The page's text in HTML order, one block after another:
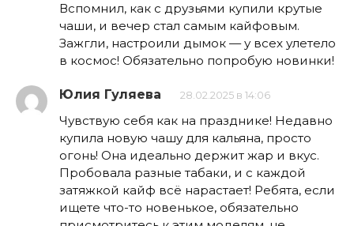
Вспомнил, как с друзьями купили крутые
чаши, и вечер стал самым кайфовым.
Зажгли, настроили дымок — у всех улетело
в космос! Обязательно попробую новинки!
Юлия Гуляева 28.02.2025 в 14:06
Чувствую себя как на празднике! Недавно
купила новую чашу для кальяна, просто
огонь! Она идеально держит жар и вкус.
Пробовала разные табаки, и с каждой
затяжкой кайф всё нарастает! Ребята, если
ищете что-то новенькое, обязательно